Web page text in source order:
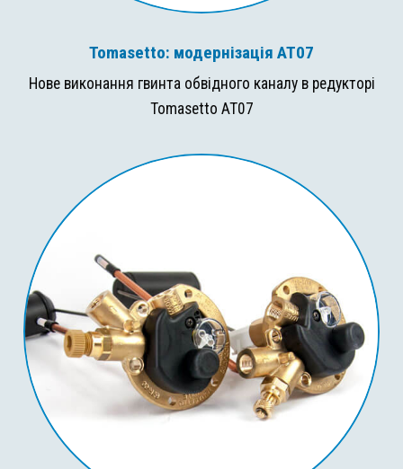
Tomasetto: модернізація AT07
Нове виконання гвинта обвідного каналу в редукторі
Tomasetto AT07